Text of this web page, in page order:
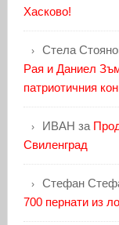
Хасково!
Стела
Рая и Даниел
патриотичния
ИВАН за
Свиленград
Стефан
700 пернати из